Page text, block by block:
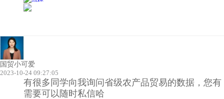
国贸小可爱
2023-10-24 09:27:05
有很多同学向我询问省级农产品贸易的数据，您有
需要可以随时私信哈